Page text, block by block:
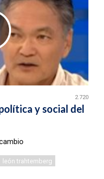
2.720
y social del
león trahtemberg